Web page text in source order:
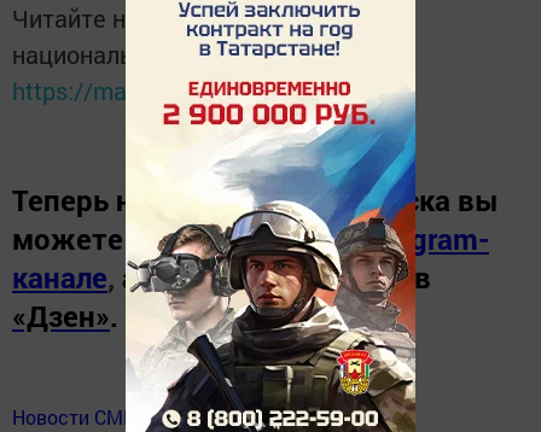
Читайте новости Татарстана в
национальном мессенджере MАХ:
https://max.ru/tatmedia
Теперь новости Зеленодольска вы
можете узнать в нашемTelegram-
канале, а также читайте нас в
«Дзен».
Новости СМИ2